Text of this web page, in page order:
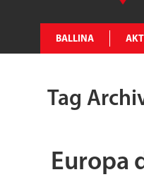
BALLINA
Tag
Europa